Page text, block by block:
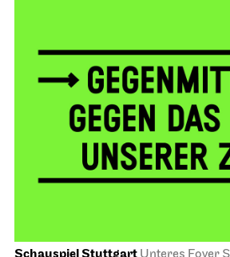
Unteres Foyer